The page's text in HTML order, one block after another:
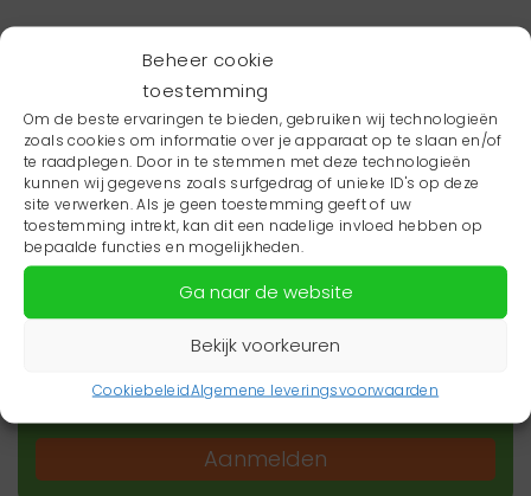
Beheer cookie
toestemming
Om de beste ervaringen te bieden, gebruiken wij technologieën
zoals cookies om informatie over je apparaat op te slaan en/of
te raadplegen. Door in te stemmen met deze technologieën
kunnen wij gegevens zoals surfgedrag of unieke ID's op deze
site verwerken. Als je geen toestemming geeft of uw
toestemming intrekt, kan dit een nadelige invloed hebben op
bepaalde functies en mogelijkheden.
Ga naar de website
Bekijk voorkeuren
CookiebeleidAlgemene leveringsvoorwaarden
Wil je niets missen?
Wil je op de hoogte blijven van het laatste
zorgnieuws in jouw regio? Schrijf je dan in voor
onze nieuwsbrief.
Aanmelden